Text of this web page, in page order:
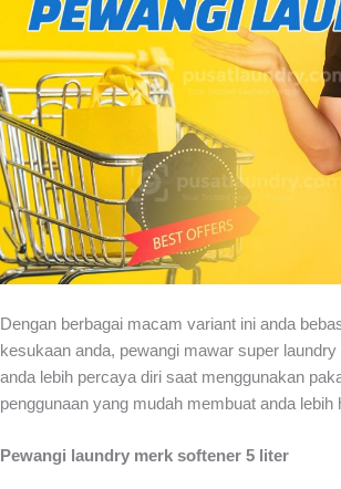
Dengan berbagai macam variant ini anda
kesukaan anda, pewangi mawar super
anda lebih percaya diri saat menggunakan
penggunaan yang mudah membuat anda lebih
Pewangi laundry merk softener 5 liter